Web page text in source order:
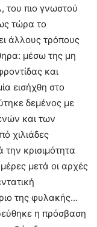
του πιο γνωστού
τώρα το
άλλους τρόπους
μέσω της μη
και
εισήχθη στο
δεμένος με
και των
χιλιάδες
κρισιμότητα
μετά οι αρχές
της φυλακής…
η πρόσβαση